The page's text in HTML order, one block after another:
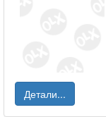
Детали...